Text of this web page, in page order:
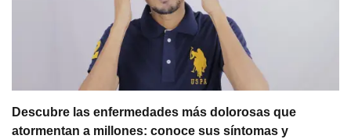
Descubre las enfermedades más dolorosas que
atormentan a millones: conoce sus síntomas y